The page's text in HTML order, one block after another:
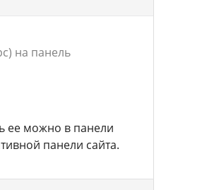
на панель
ее можно в панели
панели сайта.